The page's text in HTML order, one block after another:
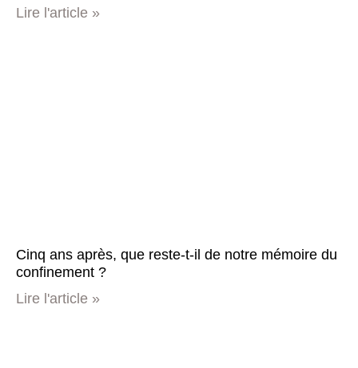
Lire l'article »
Cinq ans après, que reste-t-il de notre mémoire du
confinement ?
Lire l'article »